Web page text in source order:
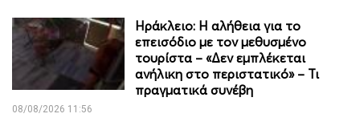
Ηράκλειο: Η αλήθεια για το
επεισόδιο με τον μεθυσμένο
τουρίστα – «Δεν εμπλέκεται
ανήλικη στο περιστατικό» – Τι
πραγματικά συνέβη
08/08/2026 11:56